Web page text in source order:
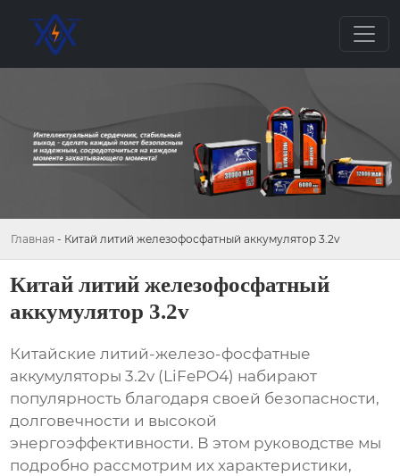
Главная - Китай литий железофосфатный аккумулятор 3.2v
Китай литий железофосфатный
аккумулятор 3.2v
Китайские литий-железо-фосфатные
аккумуляторы 3.2v (LiFePO4) набирают
популярность благодаря своей безопасности,
долговечности и высокой
энергоэффективности. В этом руководстве мы
подробно рассмотрим их характеристики,